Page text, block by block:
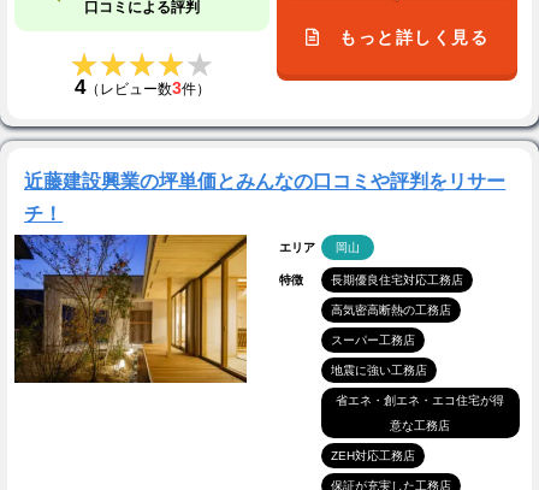
口コミによる評判
★★★★★
★★★★★
4（レビュー数3件）
もっと詳しく見る
近藤建設興業の坪単価とみんなの口コミや評判をリサー
チ！
エリア 岡山
特徴 長期優良住宅対応工務店
高気密高断熱の工務店
スーパー工務店
地震に強い工務店
省エネ・創エネ・エコ住宅が得
意な工務店
ZEH対応工務店
保証が充実した工務店